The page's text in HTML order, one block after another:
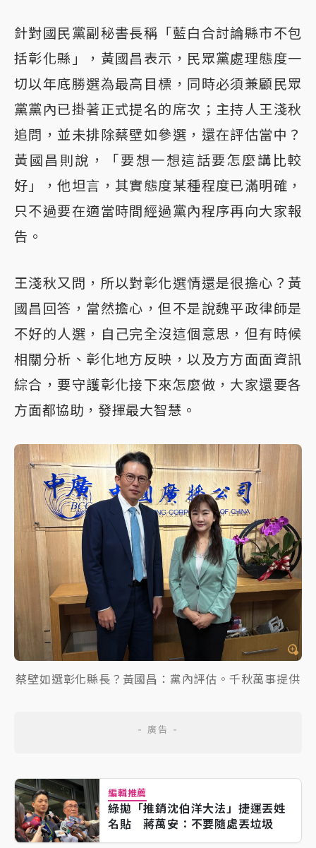
針對國民黨副秘書長稱「藍白合討論縣市不包
括彰化縣」，黃國昌表示，民眾黨處理態度一
切以年底勝選為最高目標，同時必須兼顧民眾
黨黨內已掛著正式提名的席次；主持人王淺秋
追問，並未排除蔡壁如參選，還在評估當中？
黃國昌則說，「要想一想這話要怎麼講比較
好」，他坦言，其實態度某種程度已滿明確，
只不過要在適當時間經過黨內程序再向大家報
告。
王淺秋又問，所以對彰化選情還是很擔心？黃
國昌回答，當然擔心，但不是說魏平政律師是
不好的人選，自己完全沒這個意思，但有時候
相關分析、彰化地方反映，以及方方面面資訊
綜合，要守護彰化接下來怎麼做，大家還要各
方面都協助，發揮最大智慧。
蔡壁如選彰化縣長？黃國昌：黨內評估。千秋萬事提供
編輯推薦
綠拋「推銷沈伯洋大法」捷運丟姓
名貼 蔣萬安：不要隨處丟垃圾